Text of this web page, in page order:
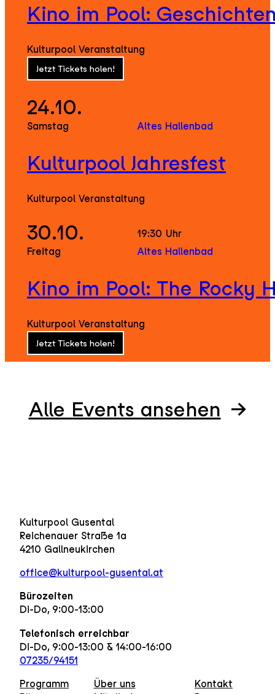
Kino im Pool:
Kulturpool Veranstaltung
Jetzt Tickets holen!
24.10.
Samstag Altes Hallenbad
Kulturpool Jahresfest
Kulturpool Veranstaltung
30.10.
Freitag
19:30 Uhr
Altes Hallenbad
Kino im Pool: The Rocky
Kulturpool Veranstaltung
Jetzt Tickets holen!
Alle Events ansehen
Kulturpool Gusental
Reichenauer Straße 1a
4210 Gallneukirchen
office@kulturpool-gusental.at
Bürozeiten
Di-Do, 9:00-13:00
Telefonisch erreichbar
Di-Do, 9:00-13:00 & 14:00-16:00
07235/94151
Programm
Über uns
Kontakt